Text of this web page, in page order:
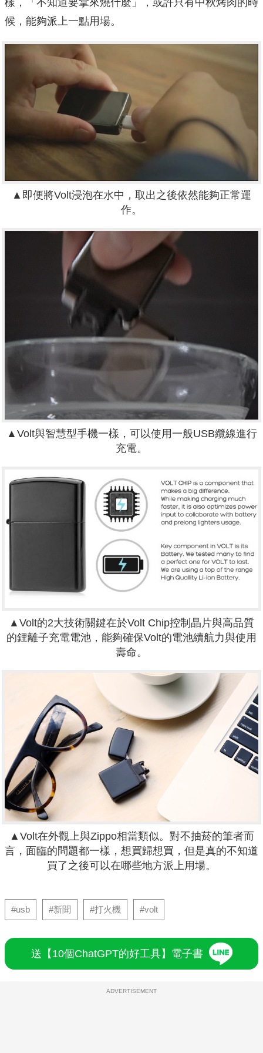
樣，「不知道要拿來燒什麼」，或許只有中秋烤肉的時
候，能夠派上一點用場。
▲即便將Volt浸泡在水中，取出之後依然能夠正常運
作。
▲Volt與智慧型手機一樣，可以使用一般USB纜線進行
充電。
▲Volt的2大技術關鍵在於Volt Chip控制晶片與高品質
的鋰離子充電電池，能夠確保Volt的電池續航力與使用
壽命。
▲Volt在外觀上與Zippo相當類似。對不抽菸的筆者而
言，面臨的問題都一樣，想買歸想買，但是真的不知道
買了之後可以在哪些地方派上用場。
#usb #新聞 #打火機 #volt
送【10個ChatGPT的好工具】電子書
ADVERTISEMENT